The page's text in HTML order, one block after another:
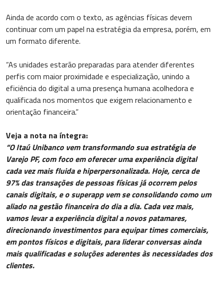
Ainda de acordo com o texto, as agências físicas devem
continuar com um papel na estratégia da empresa, porém, em
um formato diferente.
“As unidades estarão preparadas para atender diferentes
perfis com maior proximidade e especialização, unindo a
eficiência do digital a uma presença humana acolhedora e
qualificada nos momentos que exigem relacionamento e
orientação financeira.”
Veja a nota na íntegra:
“O Itaú Unibanco vem transformando sua estratégia de
Varejo PF, com foco em oferecer uma experiência digital
cada vez mais fluida e hiperpersonalizada. Hoje, cerca de
97% das transações de pessoas físicas já ocorrem pelos
canais digitais, e o superapp vem se consolidando como um
aliado na gestão financeira do dia a dia. Cada vez mais,
vamos levar a experiência digital a novos patamares,
direcionando investimentos para equipar times comerciais,
em pontos físicos e digitais, para liderar conversas ainda
mais qualificadas e soluções aderentes às necessidades dos
clientes.